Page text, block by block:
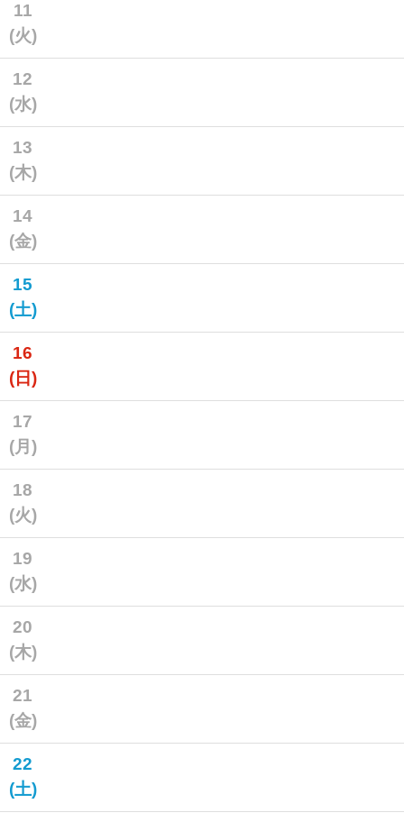
11
(火)
12
(水)
13
(木)
14
(金)
15
(土)
16
(日)
17
(月)
18
(火)
19
(水)
20
(木)
21
(金)
22
(土)